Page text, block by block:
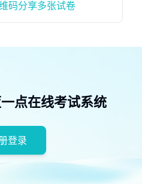
码分享多张试卷
点在线考试系统
登录